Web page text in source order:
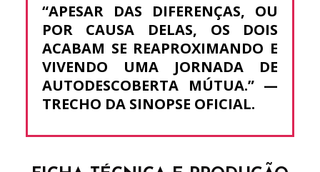
“APESAR DAS DIFERENÇAS, OU
POR CAUSA DELAS, OS DOIS
ACABAM SE REAPROXIMANDO E
VIVENDO UMA JORNADA DE
AUTODESCOBERTA MÚTUA.”—
TRECHO DA SINOPSE OFICIAL.